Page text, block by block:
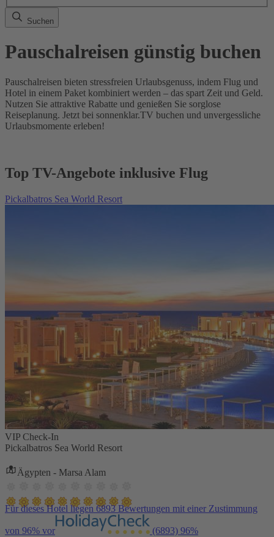
Suchen
Pauschalreisen günstig buchen
Pauschalreisen bieten stressfreien Urlaubsgenuss, indem Flug und
Hotel in einem Paket kombiniert werden – das spart Zeit und Geld.
Nutzen Sie attraktive Rabatte und genießen Sie sorglose
Reiseplanung. Jetzt bei sonnenklar.TV buchen und unvergessliche
Urlaubsmomente erleben!
Top TV-Angebote inklusive Flug
Pickalbatros Sea World Resort
VIP Check-In
Pickalbatros Sea World Resort
Ägypten - Marsa Alam
Für dieses Hotel liegen 6893 Bewertungen mit einer Zustimmung
von 96% vor (6893) 96%